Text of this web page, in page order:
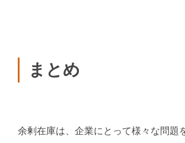
まとめ
余剰在庫は、企業にとって様々な問題